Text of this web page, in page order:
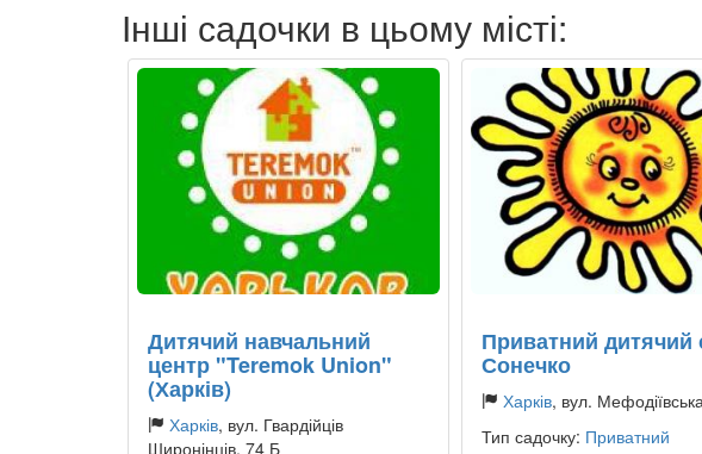
Інші садочки в цьому місті:
Дитячий навчальний
центр "Teremok Union"
(Харків)
Харків, вул. Гвардійців
Широнінців, 74 Б
Приватний дитячий
Сонечко
Харків, вул.
Тип садочку: Приватний